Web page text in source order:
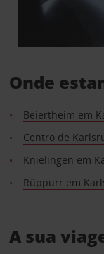
Onde
Beiertheim em
Centro de
Knielingen em
Rüppurr em
A sua